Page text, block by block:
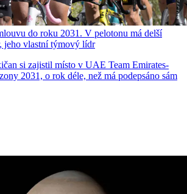
do roku 2031. V pelotonu má delší
jeho vlastní týmový lídr
si zajistil místo v UAE Team Emirates-
2031, o rok déle, než má podepsáno sám